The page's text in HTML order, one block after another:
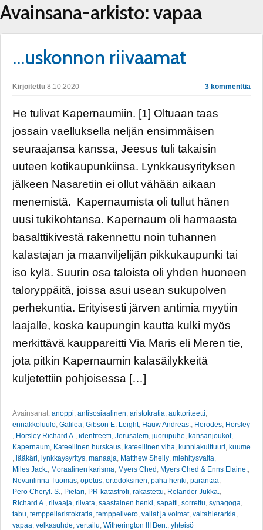
Avainsana-arkisto: vapaa
…uskonnon riivaamat
Kirjoitettu 8.10.2020 3 kommenttia
He tulivat Kapernaumiin. [1] Oltuaan taas
jossain vaelluksella neljän ensimmäisen
seuraajansa kanssa, Jeesus tuli takaisin
uuteen kotikaupunkiinsa. Lynkkausyrityksen
jälkeen Nasaretiin ei ollut vähään aikaan
menemistä. Kapernaumista oli tullut hänen
uusi tukikohtansa. Kapernaum oli harmaasta
basalttikivestä rakennettu noin tuhannen
kalastajan ja maanviljelijän pikkukaupunki tai
iso kylä. Suurin osa taloista oli yhden huoneen
taloryppäitä, joissa asui usean sukupolven
perhekuntia. Erityisesti järven antimia myytiin
laajalle, koska kaupungin kautta kulki myös
merkittävä kauppareitti Via Maris eli Meren tie,
jota pitkin Kapernaumin kalasäilykkeitä
kuljetettiin pohjoisessa […]
Avainsanat: anoppi antisosiaalinen aristokratia auktoriteetti
ennakkoluulo Galilea Gibson E. Leight, Hauw Andreas. Herodes Horsley
Horsley Richard A. identiteetti Jerusalem juorupuhe kansanjoukot,
Kapernaum Kateellinen hurskaus kateellinen viha kunniakulttuuri kuume
lääkäri lynkkaysyritys manaaja Matthew Shelly miehitysvalta
Miles Jack.
Moraalinen karisma Myers Ched Myers Ched & Enns Elaine.
Nevanlinna Tuomas opetus ortodoksinen paha henki parantaa
Pero Cheryl. S.
Pietari PR-katastrofi rakastettu Relander Jukka.
Richard A.
riivaaja riivata saastainen henki sapatti sorrettu synagoga
tabu temppeliaristokratia temppelivero vallat ja voimat, valtahierarkia
vapaa velkasuhde vertailu Witherington III Ben. yhteisö